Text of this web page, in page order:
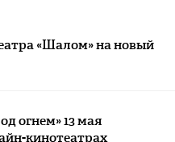
«Шалом» на новый
огнем» 13 мая
кинотеатрах